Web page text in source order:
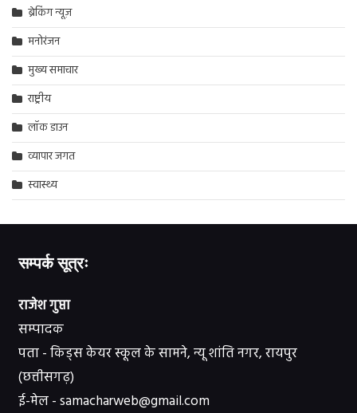
ब्रेकिंग न्यूज़
मनोरंजन
मुख्य समाचार
राष्ट्रीय
लॉक डाउन
व्यापार जगत
स्वास्थ्य
सम्पर्क सूत्रः
राजेश गुप्ता
सम्पादक
पता - किड्स केयर स्कूल के सामने, न्यू शांति नगर, रायपुर
(छत्तीसगढ़)
ई-मेल - samacharweb@gmail.com